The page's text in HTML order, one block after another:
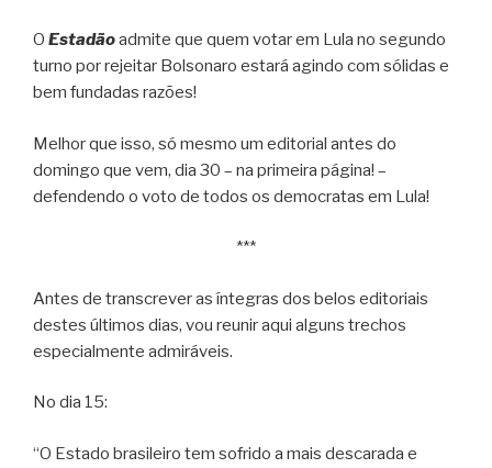
O Estadãoadmite que quem votar em Lula no segundo
turno por rejeitar Bolsonaro estará agindo com sólidas e
bem fundadas razões!
Melhor que isso, só mesmo um editorial antes do
domingo que vem, dia 30 – na primeira página! –
defendendo o voto de todos os democratas em Lula!
***
Antes de transcrever as íntegras dos belos editoriais
destes últimos dias, vou reunir aqui alguns trechos
especialmente admiráveis.
No dia 15:
“O Estado brasileiro tem sofrido a mais descarada e